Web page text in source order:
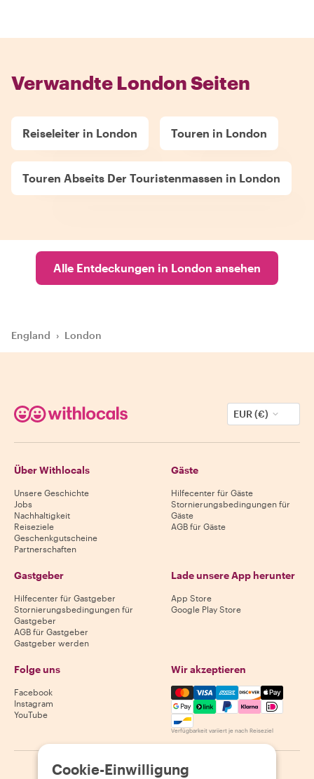
Verwandte London Seiten
Reiseleiter in London Touren in London
Touren Abseits Der Touristenmassen in London
Alle Entdeckungen in London ansehen
England › London
EUR (€)
Über Withlocals
Unsere Geschichte
Jobs
Nachhaltigkeit
Reiseziele
Geschenkgutscheine
Partnerschaften
Gäste
Hilfecenter für Gäste
Stornierungsbedingungen für
Gäste
AGB für Gäste
Gastgeber
Hilfecenter für Gastgeber
Stornierungsbedingungen für
Gastgeber
AGB für Gastgeber
Gastgeber werden
Lade unsere App herunter
App Store
Google Play Store
Folge uns
Facebook
Instagram
YouTube
Wir akzeptieren
Mastercard, Visa, Amex,
Verfügbarkeit variiert je nach Reiseziel
2026 Withlocals.com | Datenschutzerklärung
Cookie-Einwilligung